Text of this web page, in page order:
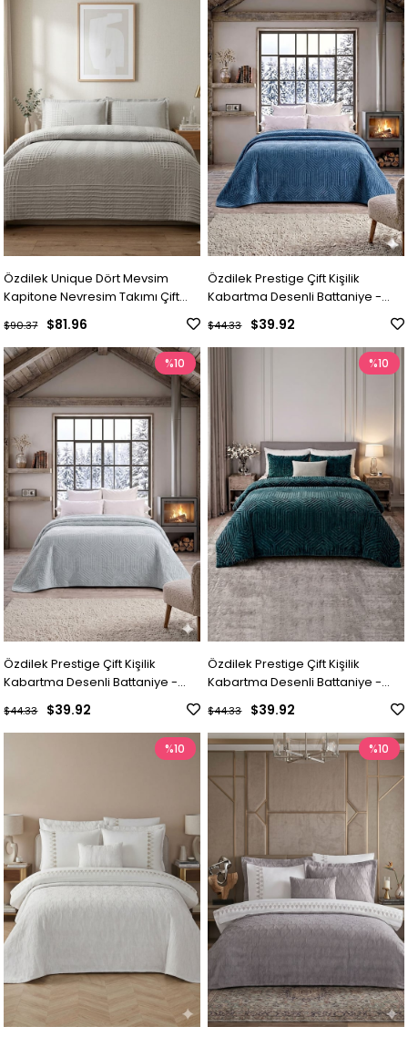
Özdilek Unique Dört Mevsim
Kapitone Nevresim Takımı Çift
Kişilik - GRİ
$81.96
$90.37
Özdilek Prestige Çift Kişilik
Kabartma Desenli Battaniye -
ÇİN MAVİ
$39.92
$44.33
Özdilek Prestige Çift Kişilik
Kabartma Desenli Battaniye -
BUZ MAVİ
$39.92
$44.33
%10
Özdilek Prestige Çift Kişilik
Kabartma Desenli Battaniye -
ATLANTİK YEŞİL
$39.92
$44.33
%10
%10 %10